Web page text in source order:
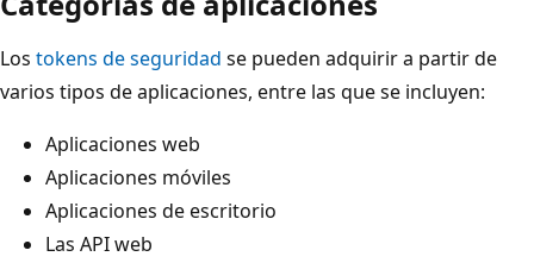
Los tokens de seguridad se pueden adquirir a partir de
varios tipos de aplicaciones, entre las que se incluyen:
Aplicaciones web
Aplicaciones móviles
Aplicaciones de escritorio
Las API web